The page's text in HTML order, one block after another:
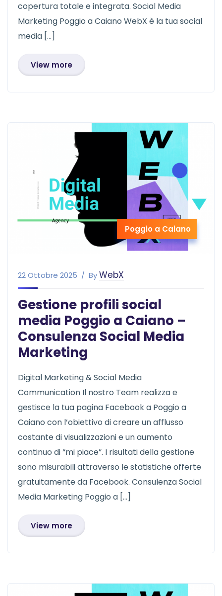
copertura totale e integrata. Social Media
Marketing Poggio a Caiano WebX è la tua social
media […]
View more
Poggio a Caiano
22 Ottobre 2025 ByWebX
Gestione profili social
media Poggio a Caiano –
Consulenza Social Media
Marketing
Digital Marketing & Social Media
Communication Il nostro Team realizza e
gestisce la tua pagina Facebook a Poggio a
Caiano con l’obiettivo di creare un afflusso
costante di visualizzazioni e un aumento
continuo di “mi piace”. I risultati della gestione
sono misurabili attraverso le statistiche offerte
gratuitamente da Facebook. Consulenza Social
Media Marketing Poggio a […]
View more